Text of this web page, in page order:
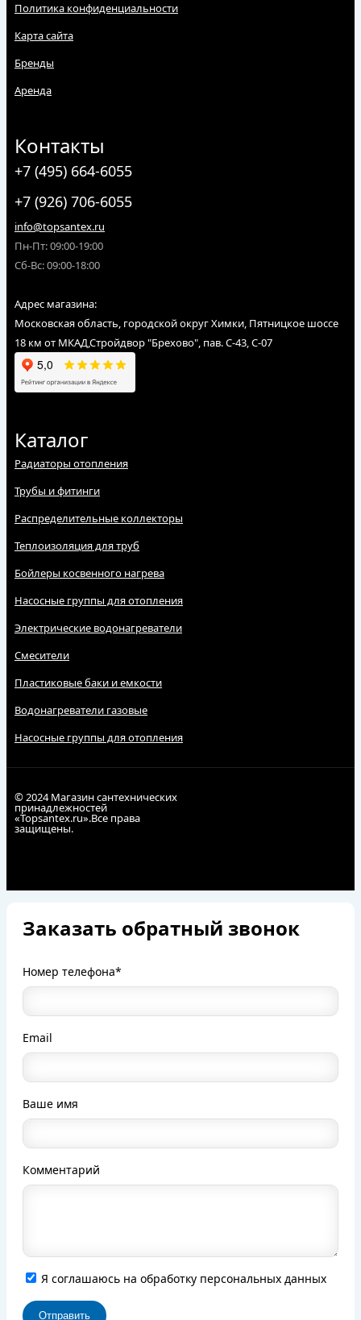
Политика конфиденциальности
Карта сайта
Бренды
Аренда
Контакты
+7 (495) 664-6055
+7 (926) 706-6055
info@topsantex.ru
Пн-Пт: 09:00-19:00
Сб-Вс: 09:00-18:00
Адрес магазина:
Московская область, городской округ Химки, Пятницкое шоссе
18 км от МКАД,Стройдвор "Брехово", пав. С-43, С-07
Каталог
Радиаторы отопления
Трубы и фитинги
Распределительные коллекторы
Теплоизоляция для труб
Бойлеры косвенного нагрева
Насосные группы для отопления
Электрические водонагреватели
Смесители
Пластиковые баки и емкости
Водонагреватели газовые
Насосные группы для отопления
© 2024 Магазин сантехнических
принадлежностей
«Topsantex.ru».Все права
защищены.
Заказать обратный звонок
Номер телефона*
Email
Ваше имя
Комментарий
Я соглашаюсь на обработку персональных данных